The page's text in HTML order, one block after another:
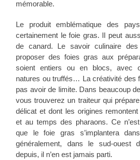
mémorable.
Le produit emblématique des
certainement le foie gras. Il peut
de canard. Le savoir culinaire
proposer des foies gras aux
soient entiers ou en blocs, avec
natures ou truffés… La créativité des
pas avoir de limite. Dans beaucoup
vous trouverez un traiteur qui
délicat et dont les origines remontent
et au temps des pharaons. Ce
que le foie gras s’implantera
généralement, dans le sud-ouest
depuis, il n’en est jamais parti.